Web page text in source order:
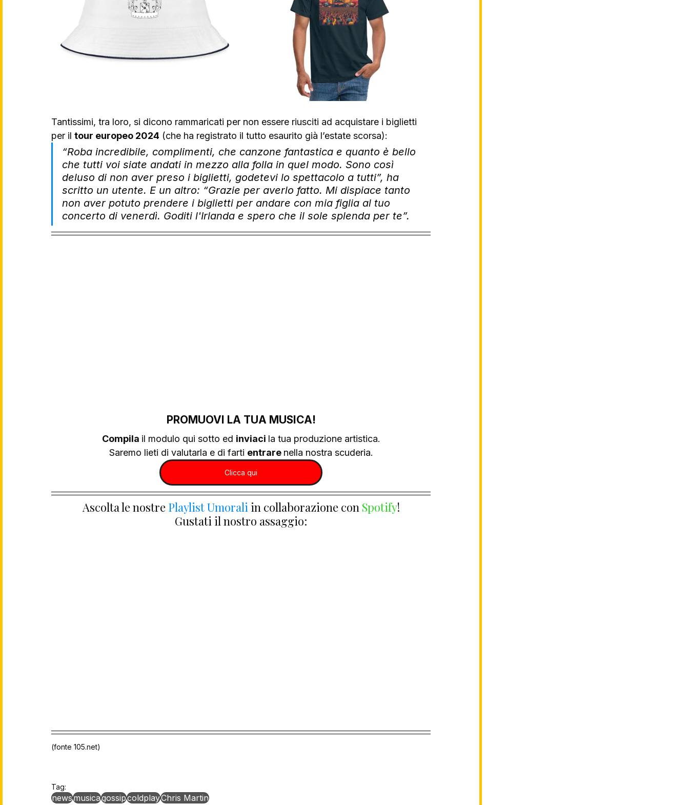
Tantissimi, tra loro, si dicono rammaricati per non essere riusciti ad acquistare i biglietti
per il tour europeo 2024 (che ha registrato il tutto esaurito già l’estate scorsa):
“Roba incredibile, complimenti, che canzone fantastica e quanto è bello
che tutti voi siate andati in mezzo alla folla in quel modo. Sono così
deluso di non aver preso i biglietti, godetevi lo spettacolo a tutti”, ha
scritto un utente. E un altro: “Grazie per averlo fatto. Mi dispiace tanto
non aver potuto prendere i biglietti per andare con mia figlia al tuo
concerto di venerdì. Goditi l'Irlanda e spero che il sole splenda per te”.
PROMUOVI LA TUA MUSICA!
Compila il modulo qui sotto ed inviaci la tua produzione artistica.
Saremo lieti di valutarla e di farti entrare nella nostra scuderia.
Clicca qui
Ascolta le nostre Playlist Umorali in collaborazione con Spotify!
Gustati il nostro assaggio:
(fonte 105.net)
Tag:
newsmusicagossipcoldplayChris Martin